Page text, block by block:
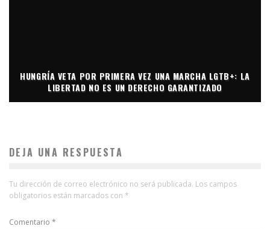
HUNGRÍA VETA POR PRIMERA VEZ UNA MARCHA LGTB+: LA
LIBERTAD NO ES UN DERECHO GARANTIZADO
DEJA UNA RESPUESTA
Tu dirección de correo electrónico no será publicada. Los campos
obligatorios están marcados con *
Comentario *